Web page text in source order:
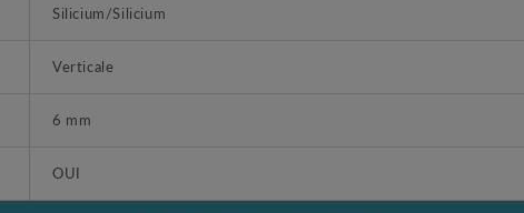
Silicium/Silicium
Verticale
6 mm
OUI